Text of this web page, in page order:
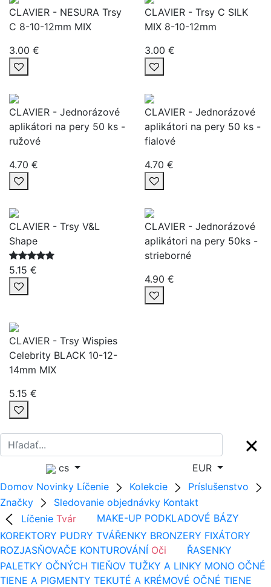
CLAVIER - NESURA Trsy
C 8-10-12mm MIX
3.00 €
CLAVIER - Trsy C SILK
MIX 8-10-12mm
3.00 €
CLAVIER - Jednorázové
aplikátori na pery 50 ks -
ružové
4.70 €
CLAVIER - Jednorázové
aplikátori na pery 50 ks -
fialové
4.70 €
CLAVIER - Trsy V&L
Shape
5.15 €
CLAVIER - Jednorázové
aplikátori na pery 50ks -
strieborné
4.90 €
CLAVIER - Trsy Wispies
Celebrity BLACK 10-12-
14mm MIX
5.15 €
cs
EUR
Domov Novinky Líčenie Kolekcie
Príslušenstvo
Značky
Sledovanie objednávky Kontakt
Líčenie Tvár MAKE-UP PODKLADOVÉ BÁZY
KOREKTORY PUDRY TVÁŘENKY BRONZERY FIXÁTORY
ROZJASŇOVAČE KONTUROVÁNÍ Oči
ŘASENKY
PALETKY OČNÝCH TIEŇOV TUŽKY A LINKY MONO OČNÉ
TIENE A PIGMENTY TEKUTÉ A KRÉMOVÉ OČNÉ TIENE